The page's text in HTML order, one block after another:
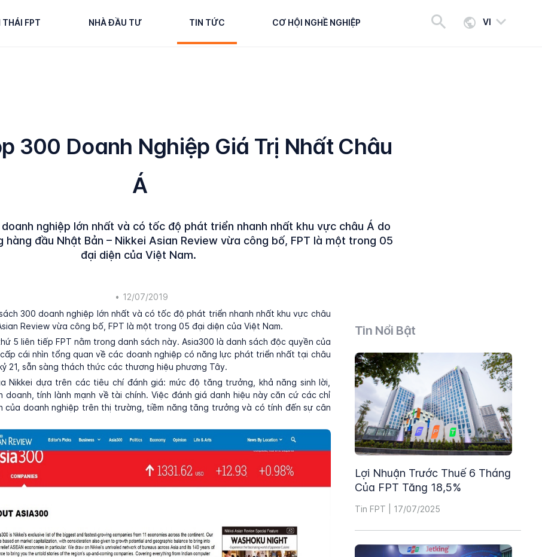
THÁI FPT NHÀ ĐẦU TƯ TIN TỨC CƠ HỘI NGHỀ NGHIỆP VI
300 Doanh Nghiệp Giá Trị Nhất Châu
Á
nghiệp lớn nhất và có tốc độ phát triển nhanh nhất khu vực châu Á do
hàng đầu Nhật Bản – Nikkei Asian Review vừa công bố, FPT là một trong 05
đại diện của Việt Nam.
• 12/07/2019
300 doanh nghiệp lớn nhất và có tốc độ phát triển nhanh nhất khu vực châu
Review vừa công bố, FPT là một trong 05 đại diện của Việt Nam.
5 liên tiếp FPT nằm trong danh sách này. Asia300 là danh sách độc quyền của
cái nhìn tổng quan về các doanh nghiệp có năng lực phát triển nhất tại châu
21, sẵn sàng thách thức các thương hiệu phương Tây.
Nikkei dựa trên các tiêu chí đánh giá: mức độ tăng trưởng, khả năng sinh lời,
doanh, tính lành mạnh về tài chính. Việc đánh giá danh hiệu này căn cứ các chỉ
của doanh nghiệp trên thị trường, tiềm năng tăng trưởng và có tính đến sự cân
Tin Nổi Bật
Lợi Nhuận Trước Thuế 6 Tháng
Của FPT Tăng 18,5%
Tin FPT | 17/07/2025